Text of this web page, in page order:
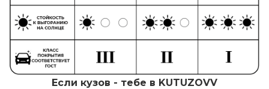
Если кузов - тебе в KUTUZOVV